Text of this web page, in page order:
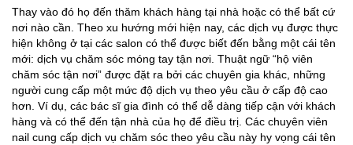
Thay vào đó họ đến thăm khách hàng tại nhà hoặc có thể bất cứ
nơi nào cần. Theo xu hướng mới hiện nay, các dịch vụ được thực
hiện không ở tại các salon có thể được biết đến bằng một cái tên
mới: dịch vụ chăm sóc móng tay tận nơi. Thuật ngữ “hộ viên
chăm sóc tận nơi” được đặt ra bởi các chuyên gia khác, những
người cung cấp một mức độ dịch vụ theo yêu cầu ở cấp độ cao
hơn. Ví dụ, các bác sĩ gia đình có thể dễ dàng tiếp cận với khách
hàng và có thể đến tận nhà của họ để điều trị. Các chuyên viên
nail cung cấp dịch vụ chăm sóc theo yêu cầu này hy vọng cái tên